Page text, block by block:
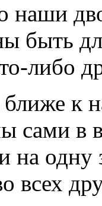
наши
быть
либо
к
сами в
на одну
всех